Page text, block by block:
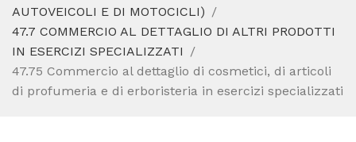
CODICE FISCALE
AUTOVEICOLI E DI MOTOCICLI)
47.7 COMMERCIO AL DETTAGLIO DI ALTRI PRODOTTI
IN ESERCIZI SPECIALIZZATI
47.75 Commercio al dettaglio di cosmetici, di articoli
di profumeria e di erboristeria in esercizi specializzati